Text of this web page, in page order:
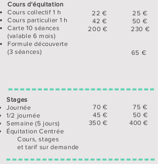
22 € 25 €
42 € 50 €
200 € 230 €
65 €
Cours d'équitation
Cours collectif 1 h
Cours particulier 1 h
Carte 10 séances
(valable 6 mois)
Formule découverte
(3 séances)
Stages
Journée
1/2 journée
Semaine (5 jours)
ÉquitationCentrée
Cours, stages
et tarif sur demande
70 € 75 €
45 € 50 €
350 € 400 €